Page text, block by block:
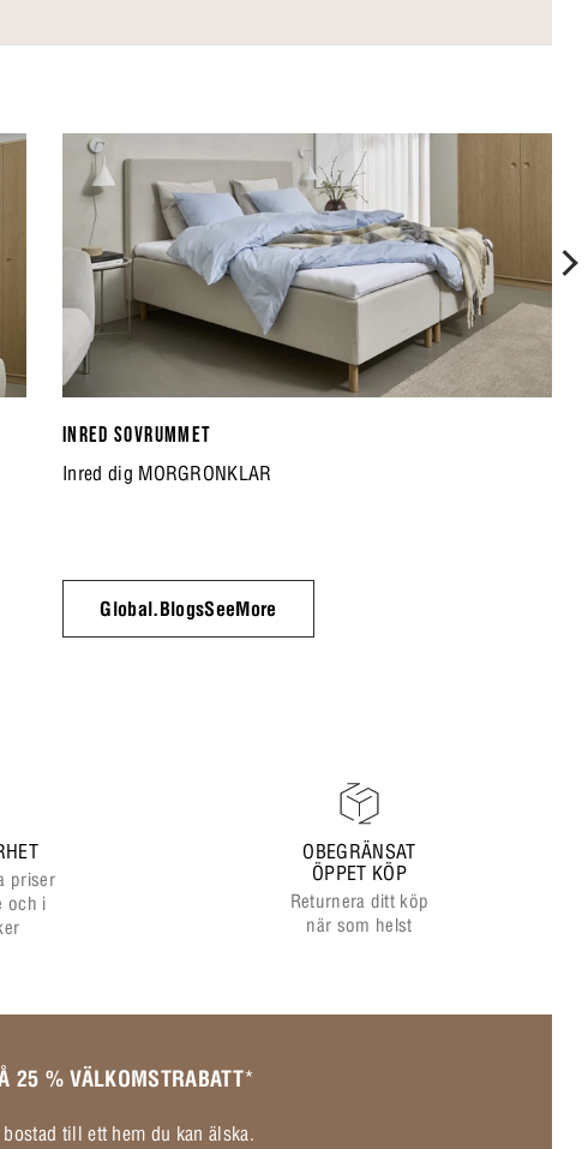
INRED SOVRUMMET
Inred dig MORGRONKLAR
Global.BlogsSeeMore
priser
och i
OBEGRÄNSAT
ÖPPET KÖP
Returnera ditt köp
när som helst
25 % VÄLKOMSTRABATT*
till ett hem du kan älska.